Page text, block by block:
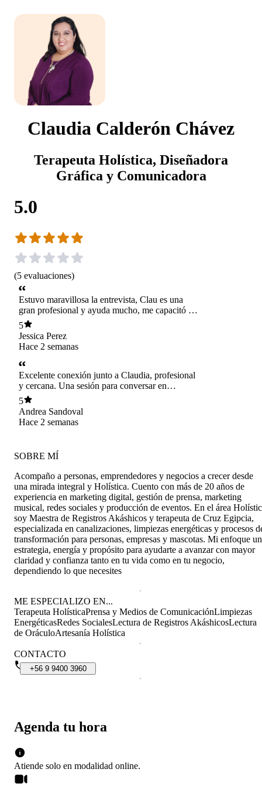
Claudia Calderón Chávez
Terapeuta Holística, Diseñadora
Gráfica y Comunicadora
5.0
(5 evaluaciones)
Estuvo maravillosa la entrevista, Clau es una
gran profesional y ayuda mucho, me capacitó en
todo lo que fue la edición de la publicación
5
Jessica Perez
Hace 2 semanas
Excelente conexión junto a Claudia, profesional
y cercana. Una sesión para conversar en
confianza y poder dar a conocer mi experiencia
personal en relación a mi participación en
Kunudatos. Feliz de poder ser parte de tu
comunidad Claudia.
5
Andrea Sandoval
Hace 2 semanas
Agenda tu hora
Atiende solo en modalidad online.
SOBRE MÍ
Acompaño a personas, emprendedores y negocios a crecer desde
una mirada integral y Holística. Cuento con más de 20 años de
experiencia en marketing digital, gestión de prensa, marketing
musical, redes sociales y producción de eventos. En el área
soy Maestra de Registros Akáshicos y terapeuta de Cruz Egipcia,
especializada en canalizaciones, limpiezas energéticas y procesos
transformación para personas, empresas y mascotas. Mi enfoque
estrategia, energía y propósito para ayudarte a avanzar con mayor
claridad y confianza tanto en tu vida como en tu negocio,
dependiendo lo que necesites
ME ESPECIALIZO EN...
Terapeuta HolísticaPrensa y Medios de ComunicaciónLimpiezas
EnergéticasRedes SocialesLectura de Registros AkáshicosLectura
de OráculoArtesanía Holística
CONTACTO
+56 9 9400 3960